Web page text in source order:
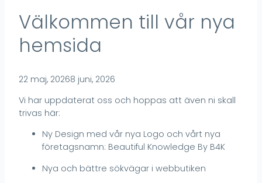
Välkommen till vår nya
hemsida
22 maj, 20268 juni, 2026
Vi har uppdaterat oss och hoppas att även ni skall
trivas här:
Ny Design med vår nya Logo och vårt nya
företagsnamn: Beautiful Knowledge By B4K
Nya och bättre sökvägar i webbutiken